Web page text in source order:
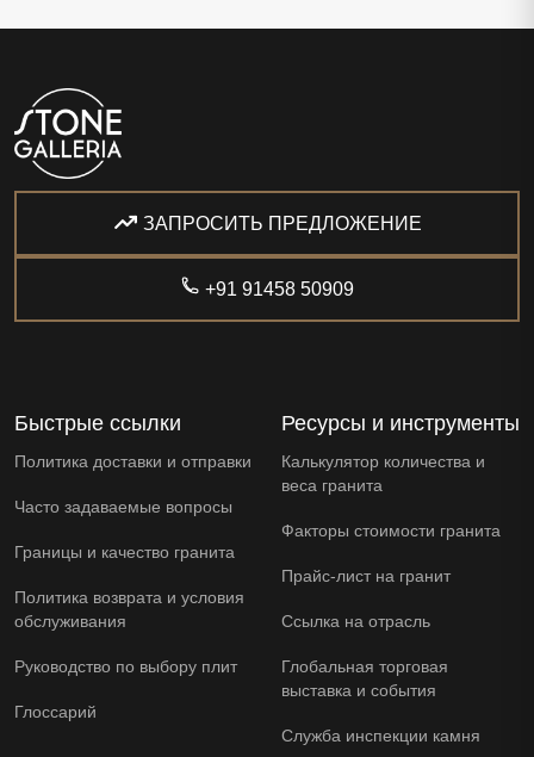
ЗАПРОСИТЬ ПРЕДЛОЖЕНИЕ
+91 91458 50909
Быстрые ссылки
Политика доставки и отправки
Часто задаваемые вопросы
Границы и качество гранита
Политика возврата и условия
обслуживания
Руководство по выбору плит
Глоссарий
Ресурсы и инструменты
Калькулятор количества и
веса гранита
Факторы стоимости гранита
Прайс-лист на гранит
Ссылка на отрасль
Глобальная торговая
выставка и события
Служба инспекции камня